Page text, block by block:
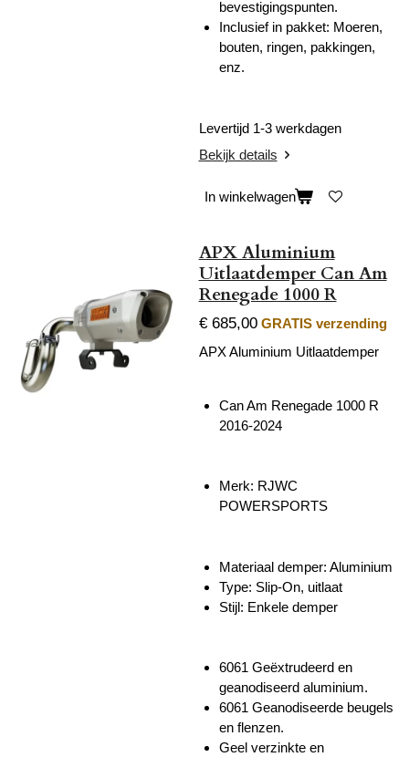
bevestigingspunten.
Inclusief in pakket: Moeren,
bouten, ringen, pakkingen,
enz.
Levertijd 1-3 werkdagen
Bekijk details
In winkelwagen
APX Aluminium
Uitlaatdemper Can Am
Renegade 1000 R
€ 685,00 GRATIS verzending
APX Aluminium Uitlaatdemper
Can Am Renegade 1000 R
2016-2024
Merk: RJWC
POWERSPORTS
Materiaal demper: Aluminium
Type: Slip-On, uitlaat
Stijl: Enkele demper
6061 Geëxtrudeerd en
geanodiseerd aluminium.
6061 Geanodiseerde beugels
en flenzen.
Geel verzinkte en